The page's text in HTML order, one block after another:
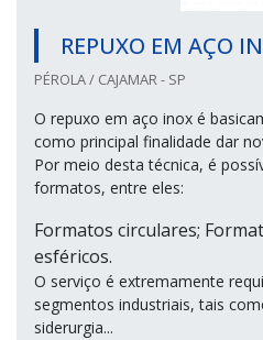
REPUXO EM AÇO
PÉROLA / CAJAMAR - SP
O repuxo em aço inox é
como principal finalidade dar
Por meio desta técnica, é
formatos, entre eles:
Formatos circulares;
esféricos.
O serviço é extremamente
segmentos industriais, tais
siderurgia...